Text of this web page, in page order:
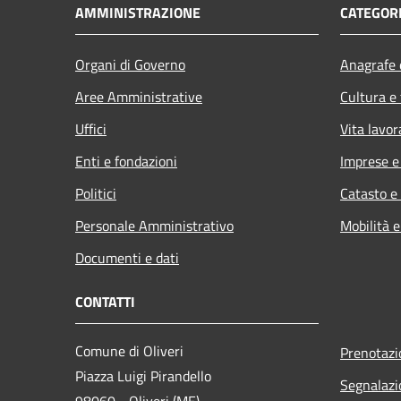
AMMINISTRAZIONE
Organi di Governo
Aree Amministrative
Uffici
Enti e fondazioni
Politici
Personale Amministrativo
Documenti e dati
Cultura
Vita
Imprese
Catasto
Mobilità
CONTATTI
Comune di Oliveri
Piazza Luigi Pirandello